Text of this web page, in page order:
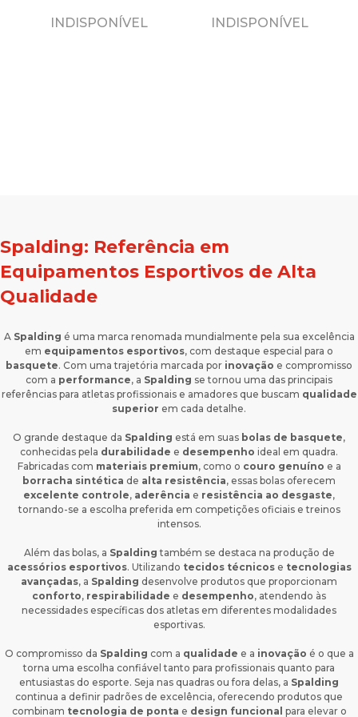
INDISPONÍVEL INDISPONÍVEL
Spalding: Referência em
Equipamentos Esportivos de Alta
Qualidade
A Spalding é uma marca renomada mundialmente pela sua excelência
em equipamentos esportivos, com destaque especial para o
basquete. Com uma trajetória marcada por inovação e compromisso
com a performance, a Spalding se tornou uma das principais
referências para atletas profissionais e amadores que buscam qualidade
superior em cada detalhe.
O grande destaque da Spalding está em suas bolas de basquete,
conhecidas pela durabilidade e desempenho ideal em quadra.
Fabricadas com materiais premium, como o couro genuíno e a
borracha sintética de alta resistência, essas bolas oferecem
excelente controle, aderência e resistência ao desgaste,
tornando-se a escolha preferida em competições oficiais e treinos
intensos.
Além das bolas, a Spalding também se destaca na produção de
acessórios esportivos. Utilizando tecidos técnicose tecnologias
avançadas, a Spalding desenvolve produtos que proporcionam
conforto, respirabilidade e desempenho, atendendo às
necessidades específicas dos atletas em diferentes modalidades
esportivas.
O compromisso da Spalding com a qualidade e a inovação é o que a
torna uma escolha confiável tanto para profissionais quanto para
entusiastas do esporte. Seja nas quadras ou fora delas, a Spalding
continua a definir padrões de excelência, oferecendo produtos que
combinam tecnologia de ponta e design funcional para elevar o